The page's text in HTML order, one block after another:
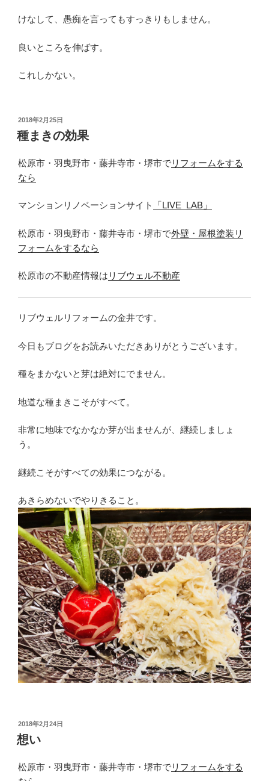
けなして、愚痴を言ってもすっきりもしません。
良いところを伸ばす。
これしかない。
投
稿
日:
2018年2月25日
種まきの効果
松原市・羽曳野市・藤井寺市・堺市でリフォームをする
なら
マンションリノベーションサイト 「LIVE_LAB」
松原市・羽曳野市・藤井寺市・堺市で外壁・屋根塗装リ
フォームをするなら
松原市の不動産情報は リブウェル不動産
リブウェルリフォームの金井です。
今日もブログをお読みいただきありがとうございます。
種をまかないと芽は絶対にでません。
地道な種まきこそがすべて。
非常に地味でなかなか芽が出ませんが、継続しましょ
う。
継続こそがすべての効果につながる。
あきらめないでやりきること。
投
稿
日:
2018年2月24日
想い
松原市・羽曳野市・藤井寺市・堺市でリフォームをする